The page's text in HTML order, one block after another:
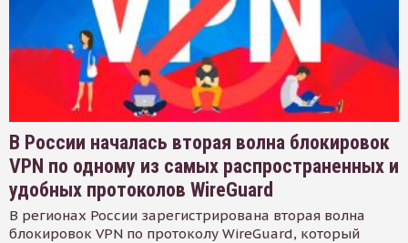
В России началась вторая волна блокировок
VPN по одному из самых распространенных и
удобных протоколов WireGuard
В регионах России зарегистрирована вторая волна
блокировок VPN по протоколу WireGuard, который